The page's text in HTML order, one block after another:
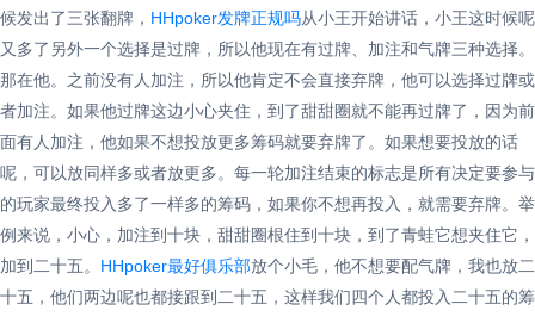
候发出了三张翻牌， HHpoker发牌正规吗从小王开始讲话，小王这时候呢
又多了另外一个选择是过牌，所以他现在有过牌、加注和气牌三种选择。
那在他。之前没有人加注，所以他肯定不会直接弃牌，他可以选择过牌或
者加注。如果他过牌这边小心夹住，到了甜甜圈就不能再过牌了，因为前
面有人加注，他如果不想投放更多筹码就要弃牌了。如果想要投放的话
呢，可以放同样多或者放更多。每一轮加注结束的标志是所有决定要参与
的玩家最终投入多了一样多的筹码，如果你不想再投入，就需要弃牌。举
例来说，小心，加注到十块，甜甜圈根住到十块，到了青蛙它想夹住它，
加到二十五。 HHpoker最好俱乐部放个小毛，他不想要配气牌，我也放二
十五，他们两边呢也都接跟到二十五，这样我们四个人都投入二十五的筹